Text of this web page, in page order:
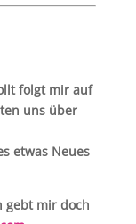
folgt mir auf
uns über
etwas Neues
gebt mir doch